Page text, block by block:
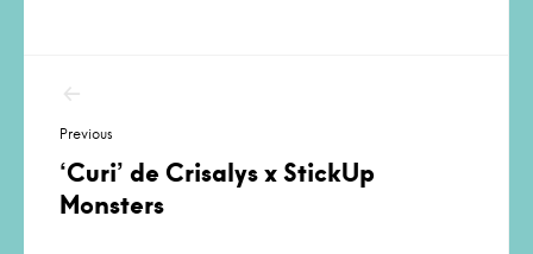
de
entradas
Previous
‘Curi’ de Crisalys x StickUp
Monsters